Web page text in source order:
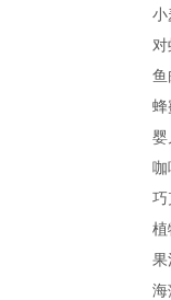
小
鱼
蜂
婴
咖
巧
植
果
海